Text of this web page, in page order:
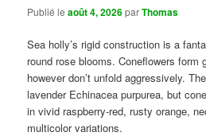
Publié leaoût 4, 2026parThomas
Sea holly’s rigid construction is a
round rose blooms. Coneflowers form
however don’t unfold aggressively.
lavender Echinacea purpurea, but
in vivid raspberry-red, rusty orange,
multicolor variations.